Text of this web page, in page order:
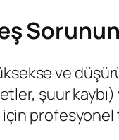
ve
şuur
profesyonel